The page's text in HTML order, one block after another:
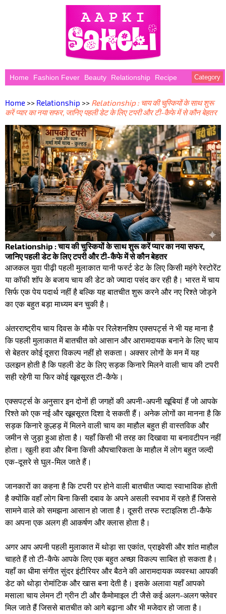
Home Fashion Fever Beauty Relationship Recipe Category
Home >> Relationship >> Relationship : चाय की चुस्कियों के साथ शुरू
करें प्यार का नया सफर, जानिए पहली डेट के लिए टपरी और टी-कैफे में से कौन बेहतर
Relationship : चाय की चुस्कियों के साथ शुरू करें प्यार का नया सफर,
जानिए पहली डेट के लिए टपरी और टी-कैफे में से कौन बेहतर
आजकल युवा पीढ़ी पहली मुलाकात यानी फर्स्ट डेट के लिए किसी महंगे रेस्टोरेंट
या कॉफी शॉप के बजाय चाय की डेट को ज्यादा पसंद कर रही है। भारत में चाय
सिर्फ एक पेय पदार्थ नहीं है बल्कि यह बातचीत शुरू करने और नए रिश्ते जोड़ने
का एक बहुत बड़ा माध्यम बन चुकी है।
अंतरराष्ट्रीय चाय दिवस के मौके पर रिलेशनशिप एक्सपर्ट्स ने भी यह माना है
कि पहली मुलाकात में बातचीत को आसान और आरामदायक बनाने के लिए चाय
से बेहतर कोई दूसरा विकल्प नहीं हो सकता। अक्सर लोगों के मन में यह
उलझन होती है कि पहली डेट के लिए सड़क किनारे मिलने वाली चाय की टपरी
सही रहेगी या फिर कोई खूबसूरत टी-कैफे।
एक्सपर्ट्स के अनुसार इन दोनों ही जगहों की अपनी-अपनी खूबियां हैं जो आपके
रिश्ते को एक नई और खूबसूरत दिशा दे सकती हैं। अनेक लोगों का मानना है कि
सड़क किनारे कुल्हड़ में मिलने वाली चाय का माहौल बहुत ही वास्तविक और
जमीन से जुड़ा हुआ होता है। यहाँ किसी भी तरह का दिखावा या बनावटीपन नहीं
होता। खुली हवा और बिना किसी औपचारिकता के माहौल में लोग बहुत जल्दी
एक-दूसरे से घुल-मिल जाते हैं।
जानकारों का कहना है कि टपरी पर होने वाली बातचीत ज्यादा स्वाभाविक होती
है क्योंकि वहाँ लोग बिना किसी दबाव के अपने असली स्वभाव में रहते हैं जिससे
सामने वाले को समझना आसान हो जाता है। दूसरी तरफ स्टाइलिश टी-कैफे
का अपना एक अलग ही आकर्षण और क्लास होता है।
अगर आप अपनी पहली मुलाकात में थोड़ा सा एकांत, प्राइवेसी और शांत माहौल
चाहते हैं तो टी-कैफे आपके लिए एक बहुत अच्छा विकल्प साबित हो सकता है।
यहाँ का धीमा संगीत सुंदर इंटीरियर और बैठने की आरामदायक व्यवस्था आपकी
डेट को थोड़ा रोमांटिक और खास बना देती है। इसके अलावा यहाँ आपको
मसाला चाय लेमन टी ग्रीन टी और कैमोमाइल टी जैसे कई अलग-अलग फ्लेवर
मिल जाते हैं जिससे बातचीत को आगे बढ़ाना और भी मजेदार हो जाता है।